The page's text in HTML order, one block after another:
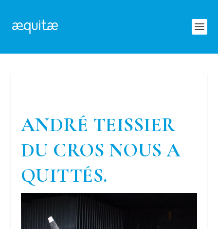
ANDRÉ TEISSIER
DU CROS NOUS A
QUITTÉS.